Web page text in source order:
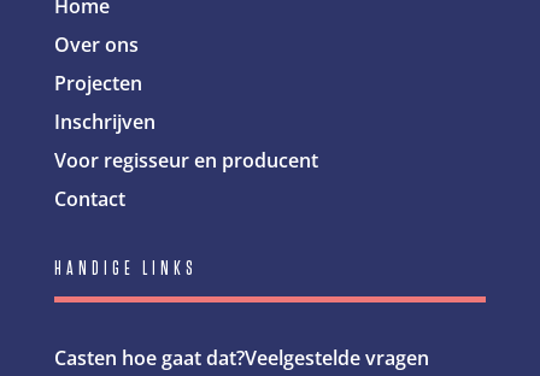
Home
Over ons
Projecten
Inschrijven
Voor regisseur en producent
Contact
HANDIGE LINKS
Casten hoe gaat dat?Veelgestelde vragen